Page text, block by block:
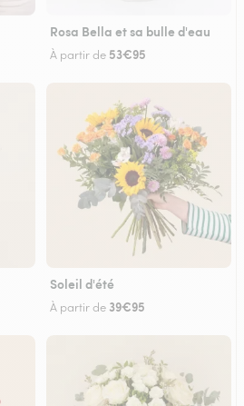
Rosa Bella et sa bulle d'eau
À partir de 53€95
Soleil d'été
À partir de 39€95